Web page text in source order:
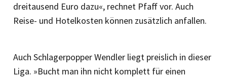
dreitausend Euro dazu«, rechnet Pfaff vor. Auch
Reise- und Hotelkosten können zusätzlich anfallen.
Auch Schlagerpopper Wendler liegt preislich in dieser
Liga. »Bucht man ihn nicht komplett für einen